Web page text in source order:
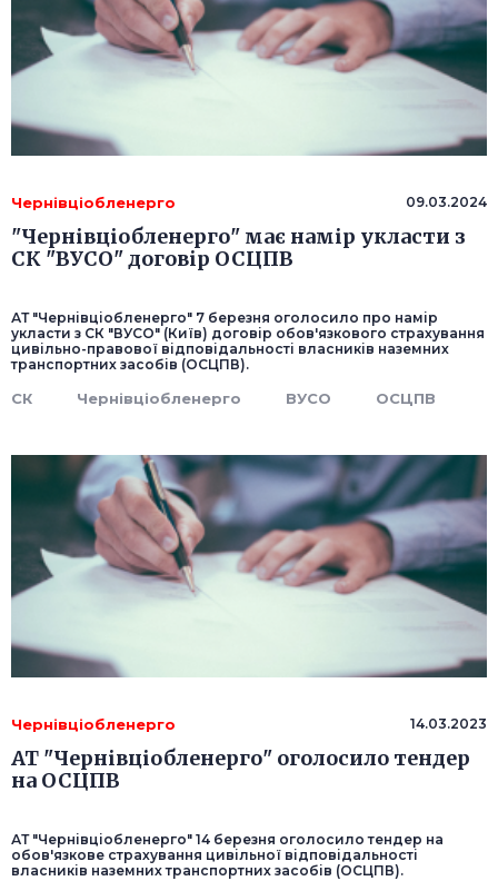
Чернівціобленерго 09.03.2024
"Чернівціобленерго" має намір укласти з
СК "ВУСО" договір ОСЦПВ
АТ "Чернівціобленерго" 7 березня оголосило про намір
укласти з СК "ВУСО" (Київ) договір обов'язкового страхування
цивільно-правової відповідальності власників наземних
транспортних засобів (ОСЦПВ).
СК Чернівціобленерго ВУСО ОСЦПВ
Чернівціобленерго 14.03.2023
АТ "Чернівціобленерго" оголосило тендер
на ОСЦПВ
АТ "Чернівціобленерго" 14 березня оголосило тендер на
обов'язкове страхування цивільної відповідальності
власників наземних транспортних засобів (ОСЦПВ).